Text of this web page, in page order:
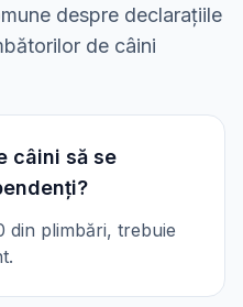
despre declarațiile
de câini
câini să se
din plimbări, trebuie